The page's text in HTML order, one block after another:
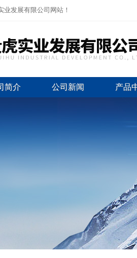
发展有限公司网站！
简介 公司新闻 产品